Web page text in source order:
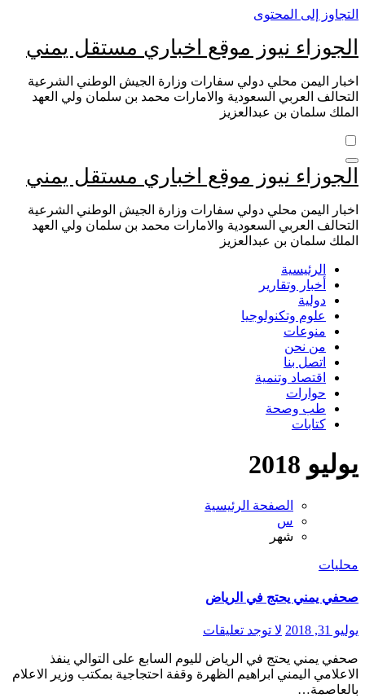
التجاوز إلى المحتوى
الجوزاء نيوز موقع اخباري مستقل يمني
اخبار اليمن محلي دولي سفارات وزارة الجيش الوطني الشرعية
التحالف العربي السعودية والامارات محمد بن سلمان ولي العهد
الملك سلمان بن عبدالعزيز
الجوزاء نيوز موقع اخباري مستقل يمني
اخبار اليمن محلي دولي سفارات وزارة الجيش الوطني الشرعية
التحالف العربي السعودية والامارات محمد بن سلمان ولي العهد
الملك سلمان بن عبدالعزيز
الرئيسية
أخبار وتقارير
دولية
علوم وتكنولوجيا
منوعات
من نحن
اتصل بنا
اقتصاد وتنمية
حوارات
طب وصحة
كتابات
يوليو 2018
الصفحة الرئيسية
س
شهر
محليات
صحفي يمني يحتج في الرياض
يوليو 31, 2018 لا توجد تعليقات
صحفي يمني يحتج في الرياض لليوم السابع على التوالي ينفذ
الاعلامي اليمني ابراهيم الظهرة وقفة احتجاجية بمكتب وزير الاعلام
بالعاصمة…